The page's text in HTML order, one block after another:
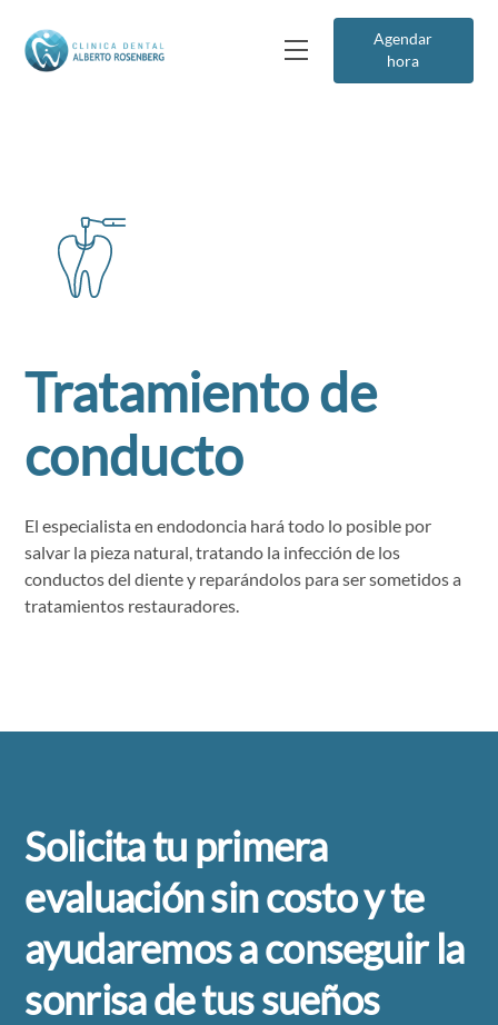
Agendar
hora
Tratamiento de
conducto
El especialista en endodoncia hará todo lo posible por
salvar la pieza natural, tratando la infección de los
conductos del diente y reparándolos para ser sometidos a
tratamientos restauradores.
Solicita tu primera
evaluación sin costo y te
ayudaremos a conseguir la
sonrisa de tus sueños